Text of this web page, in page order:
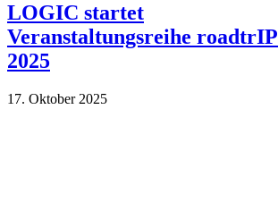
LOGIC startet
Veranstaltungsreihe roadtrIP
2025
17. Oktober 2025